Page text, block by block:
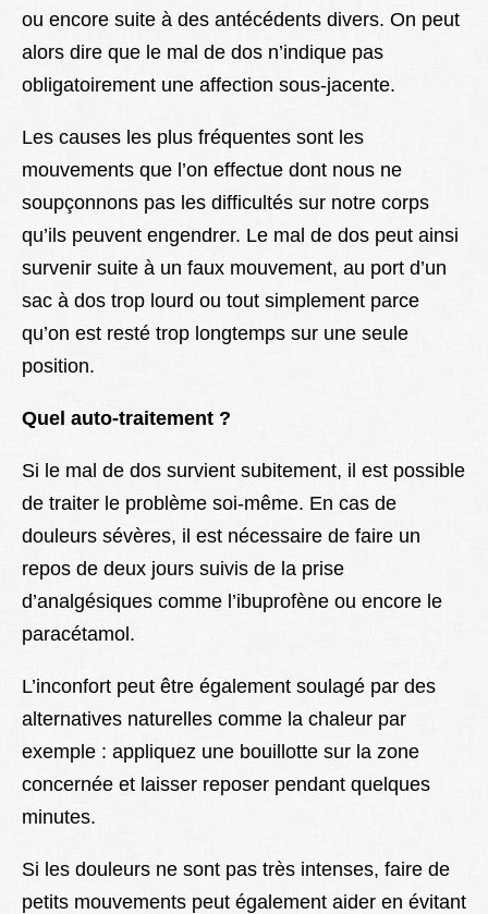
ou encore suite à des antécédents divers. On peut
alors dire que le mal de dos n’indique pas
obligatoirement une affection sous-jacente.
Les causes les plus fréquentes sont les
mouvements que l’on effectue dont nous ne
soupçonnons pas les difficultés sur notre corps
qu’ils peuvent engendrer. Le mal de dos peut ainsi
survenir suite à un faux mouvement, au port d’un
sac à dos trop lourd ou tout simplement parce
qu’on est resté trop longtemps sur une seule
position.
Quel auto-traitement ?
Si le mal de dos survient subitement, il est possible
de traiter le problème soi-même. En cas de
douleurs sévères, il est nécessaire de faire un
repos de deux jours suivis de la prise
d’analgésiques comme l’ibuprofène ou encore le
paracétamol.
L’inconfort peut être également soulagé par des
alternatives naturelles comme la chaleur par
exemple : appliquez une bouillotte sur la zone
concernée et laisser reposer pendant quelques
minutes.
Si les douleurs ne sont pas très intenses, faire de
petits mouvements peut également aider en évitant